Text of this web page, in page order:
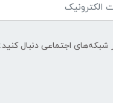
شبکه‌های اجتماعی دنبال کنید: